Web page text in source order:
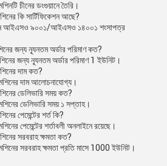
চীনের ডংগুয়ানে তৈরি।
কি সার্টিফিকেশন আছে?
আইএসও ৯০০১/আইএসও ১৪০০১ শংসাপত্র
জন্য ন্যূনতম অর্ডার পরিমাণ কত?
জন্য ন্যূনতম অর্ডার পরিমাণ 1 ইউনিট।
দাম কত?
দাম আলোচনাযোগ্য।
ডেলিভারি সময় কত?
ডেলিভারি সময় ১ সপ্তাহ।
পেমেন্টের শর্ত কি?
পেমেন্টের শর্তাবলী অনলাইনে রয়েছে।
সরবরাহ ক্ষমতা কত?
সরবরাহ ক্ষমতা প্রতি মাসে 1000 ইউনিট।